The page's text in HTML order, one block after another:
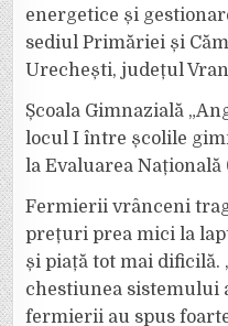
energetice și
sediul Primăriei și
Urechești, județul
Școala Gimnazială
locul I între școlile
la Evaluarea Națională
Fermierii vrânceni
prețuri prea mici la
și piață tot mai dificilă.
chestiunea sistemului
fermierii au spus